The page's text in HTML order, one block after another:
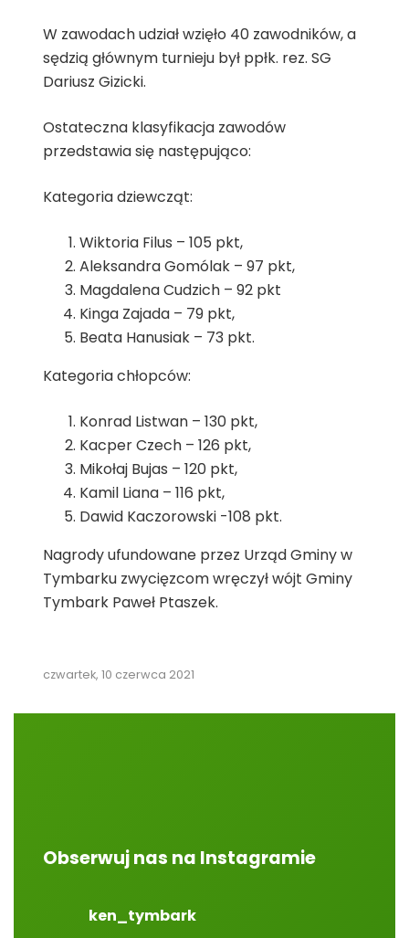
W zawodach udział wzięło 40 zawodników, a
sędzią głównym turnieju był ppłk. rez. SG
Dariusz Gizicki.
Ostateczna klasyfikacja zawodów
przedstawia się następująco:
Kategoria dziewcząt:
Wiktoria Filus – 105 pkt,
Aleksandra Gomólak – 97 pkt,
Magdalena Cudzich – 92 pkt
Kinga Zajada – 79 pkt,
Beata Hanusiak – 73 pkt.
Kategoria chłopców:
Konrad Listwan – 130 pkt,
Kacper Czech – 126 pkt,
Mikołaj Bujas – 120 pkt,
Kamil Liana – 116 pkt,
Dawid Kaczorowski -108 pkt.
Nagrody ufundowane przez Urząd Gminy w
Tymbarku zwycięzcom wręczył wójt Gminy
Tymbark Paweł Ptaszek.
czwartek, 10 czerwca 2021
Obserwuj nas na Instagramie
ken_tymbark